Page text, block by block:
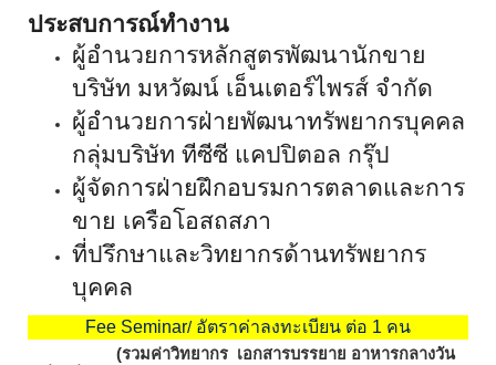
ประสบการณ์ทำงาน
ผู้อำนวยการหลักสูตรพัฒนานักขาย
บริษัท มหวัฒน์ เอ็นเตอร์ไพรส์ จำกัด
ผู้อำนวยการฝ่ายพัฒนาทรัพยากรบุคคล
กลุ่มบริษัท ทีซีซี แคปปิตอล กรุ๊ป
ผู้จัดการฝ่ายฝึกอบรมการตลาดและการ
ขาย เครือโอสถสภา
ที่ปรึกษาและวิทยากรด้านทรัพยากร
บุคคล
Fee Seminar/ อัตราค่าลงทะเบียน ต่อ 1 คน
(รวมค่าวิทยากร เอกสารบรรยาย อาหารกลางวัน